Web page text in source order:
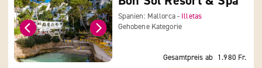
Spanien: Mallorca - Illetas
Gehobene Kategorie
Gesamtpreis ab 1.980 Fr.